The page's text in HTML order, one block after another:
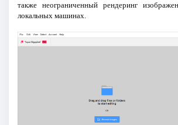
также неограниченный рендеринг
локальных машинах.